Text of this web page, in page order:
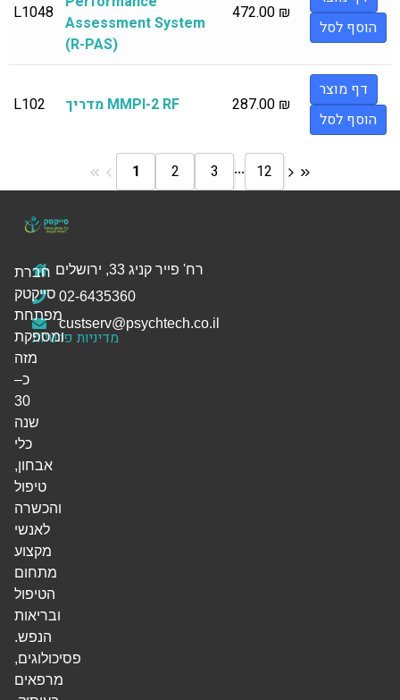
L1048 Assessment System
(R-PAS)
472.00 ₪
הוסף לסל
L102 מדריך MMPI-2 RF 287.00 ₪
דף מוצר
הוסף לסל
1 2 3 ... 12
רח' פייר קניג 33, ירושלים
02-6435360
custserv@psychtech.co.il
מדיניות פרטיות
חברת
סייקטק
מפתחת
ומספקת
מזה
כ–
30
שנה
כלי
אבחון,
טיפול
והכשרה
לאנשי
מקצוע
מתחום
הטיפול
ובריאות
הנפש.
פסיכולוגים,
מרפאים